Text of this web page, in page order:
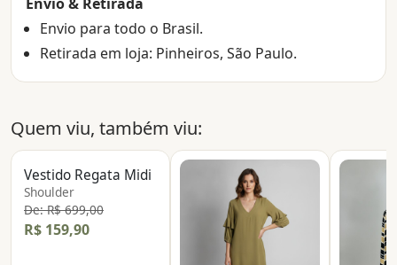
Envio para todo o Brasil.
Retirada em loja: Pinheiros, São Paulo.
Quem viu, também viu:
Vestido Regata Midi
Shoulder
De: R$ 699,00
R$ 159,90